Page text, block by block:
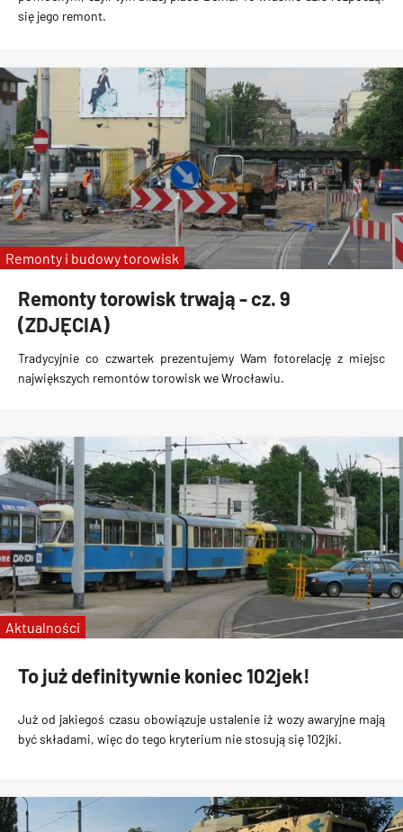
się jego remont.
Remonty torowisk trwają - cz. 9
(ZDJĘCIA)
Tradycyjnie co czwartek prezentujemy Wam fotorelację z miejsc
największych remontów torowisk we Wrocławiu.
Remonty i budowy torowisk
To już definitywnie koniec 102jek!
Już od jakiegoś czasu obowiązuje ustalenie iż wozy awaryjne mają
być składami, więc do tego kryterium nie stosują się 102jki.
Aktualności